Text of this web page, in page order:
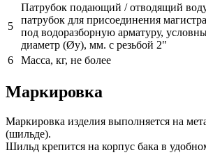
5
Патрубок подающий / отводящий
патрубок для присоединения
под водоразборную арматуру,
диаметр (Øу), мм. с резьбой 2"
6 Масса, кг, не более
Маркировка
Маркировка изделия выполняется на
(шильде).
Шильд крепится на корпус бака в